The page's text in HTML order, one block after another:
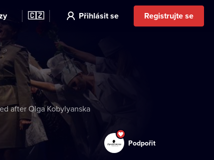
🇨🇿 Přihlásit se Registrujte se
after Olga Kobylyanska
Podpořit